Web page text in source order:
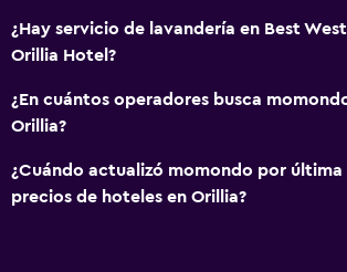
Espacio de almacenamiento
Gimnasio
¿Hay servicio de lavandería en Best
Orillia Hotel?
¿En cuántos operadores busca
Orillia?
¿Cuándo actualizó momondo por última
precios de hoteles en Orillia?